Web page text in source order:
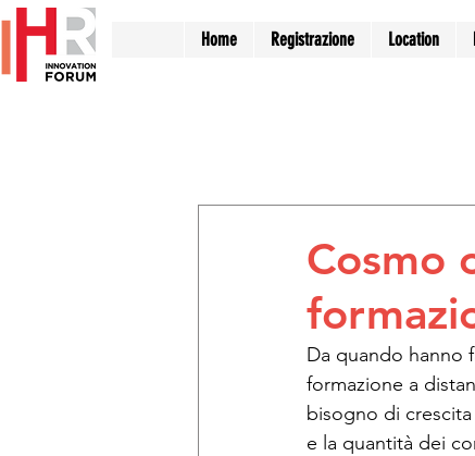
Home Registrazione Location
Cosmo
Da quando hanno
formazione a
bisogno di
e la quantità dei